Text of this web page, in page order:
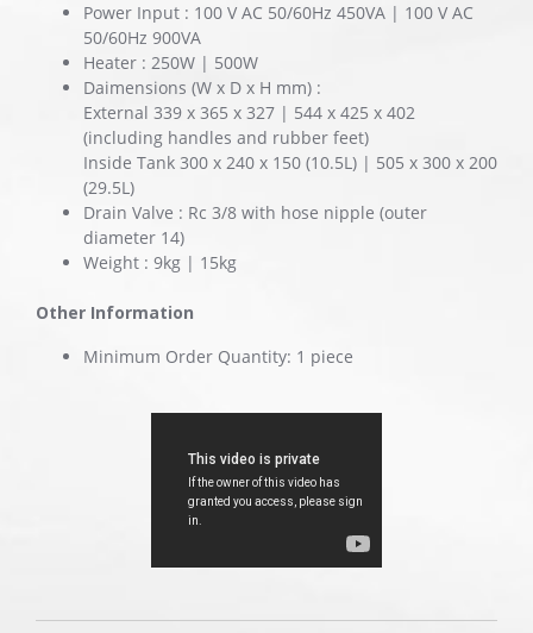
Power Input : 100 V AC 50/60Hz 450VA | 100 V AC
50/60Hz 900VA
Heater : 250W | 500W
Daimensions (W x D x H mm) :
External 339 x 365 x 327 | 544 x 425 x 402
(including handles and rubber feet)
Inside Tank 300 x 240 x 150 (10.5L) | 505 x 300 x 200
(29.5L)
Drain Valve : Rc 3/8 with hose nipple (outer
diameter 14)
Weight : 9kg | 15kg
Other Information
Minimum Order Quantity: 1 piece